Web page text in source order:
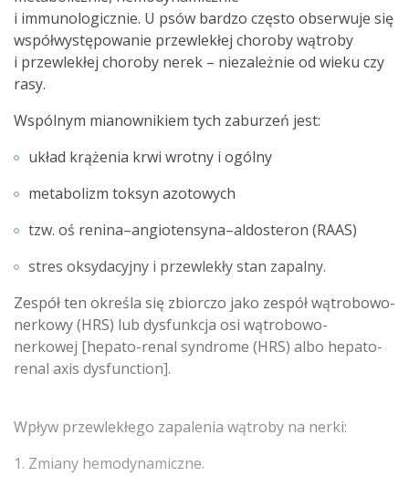
i immunologicznie. U psów bardzo często obserwuje się
współwystępowanie przewlekłej choroby wątroby
i przewlekłej choroby nerek – niezależnie od wieku czy
rasy.
Wspólnym mianownikiem tych zaburzeń jest:
układ krążenia krwi wrotny i ogólny
metabolizm toksyn azotowych
tzw. oś renina–angiotensyna–aldosteron (RAAS)
stres oksydacyjny i przewlekły stan zapalny.
Zespół ten określa się zbiorczo jako zespół wątrobowo-
nerkowy (HRS) lub dysfunkcja osi wątrobowo-
nerkowej [hepato-renal syndrome (HRS) albo hepato-
renal axis dysfunction].
Wpływ przewlekłego zapalenia wątroby na nerki:
1. Zmiany hemodynamiczne.